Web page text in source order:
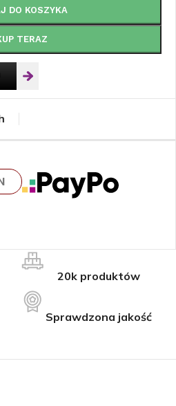
DO KOSZYKA
TERAZ
20k produktów
Sprawdzona jakość